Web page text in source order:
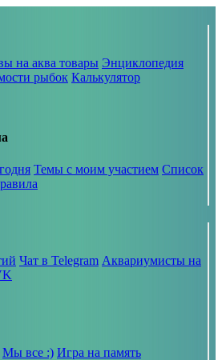
на аква товары Энциклопедия
рыбок Калькулятор
Темы с моим участием Список
Чат в Telegram Аквариумисты на
Мы все :) Игра на память